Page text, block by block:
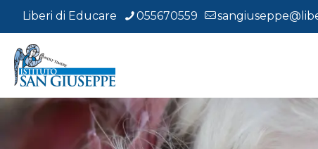
Liberi di Educare 055670559